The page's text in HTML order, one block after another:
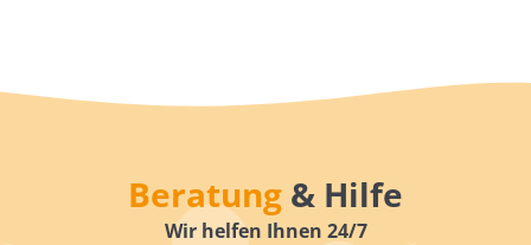
Beratung & Hilfe
Wir helfen Ihnen 24/7